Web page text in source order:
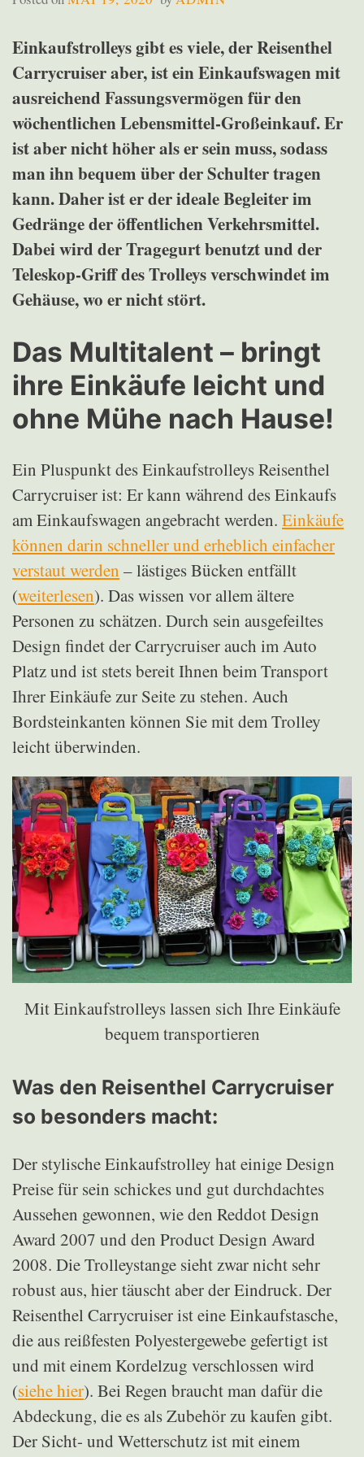
Einkaufstrolleys gibt es viele, der Reisenthel
Carrycruiser aber, ist ein Einkaufswagen mit
ausreichend Fassungsvermögen für den
wöchentlichen Lebensmittel-Großeinkauf. Er
ist aber nicht höher als er sein muss, sodass
man ihn bequem über der Schulter tragen
kann. Daher ist er der ideale Begleiter im
Gedränge der öffentlichen Verkehrsmittel.
Dabei wird der Tragegurt benutzt und der
Teleskop-Griff des Trolleys verschwindet im
Gehäuse, wo er nicht stört.
Das Multitalent – bringt
ihre Einkäufe leicht und
ohne Mühe nach Hause!
Ein Pluspunkt des Einkaufstrolleys Reisenthel
Carrycruiser ist: Er kann während des Einkaufs
am Einkaufswagen angebracht werden. Einkäufe
können darin schneller und erheblich einfacher
verstaut werden – lästiges Bücken entfällt
(weiterlesen). Das wissen vor allem ältere
Personen zu schätzen. Durch sein ausgefeiltes
Design findet der Carrycruiser auch im Auto
Platz und ist stets bereit Ihnen beim Transport
Ihrer Einkäufe zur Seite zu stehen. Auch
Bordsteinkanten können Sie mit dem Trolley
leicht überwinden.
Mit Einkaufstrolleys lassen sich Ihre Einkäufe
bequem transportieren
Was den Reisenthel Carrycruiser
so besonders macht:
Der stylische Einkaufstrolley hat einige Design
Preise für sein schickes und gut durchdachtes
Aussehen gewonnen, wie den Reddot Design
Award 2007 und den Product Design Award
2008. Die Trolleystange sieht zwar nicht sehr
robust aus, hier täuscht aber der Eindruck. Der
Reisenthel Carrycruiser ist eine Einkaufstasche,
die aus reißfesten Polyestergewebe gefertigt ist
und mit einem Kordelzug verschlossen wird
(siehe hier). Bei Regen braucht man dafür die
Abdeckung, die es als Zubehör zu kaufen gibt.
Der Sicht- und Wetterschutz ist mit einem